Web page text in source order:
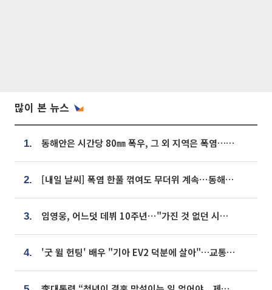
많이 본 뉴스
1. 동해안은 시간당 80㎜ 폭우, 그 외 지역은 폭염…‘극과 극 날씨’
2. [내일 날씨] 폭염 한풀 꺾여도 무더위 계속⋯동해안 이틀 연속 비
3. 임영웅, 어느덧 데뷔 10주년⋯"가진 것 없던 시절, 내 앞엔 20명의 팬뿐"
4. '굿 윌 헌팅' 배우 "기아 EV2 덕분에 살아"…교통사고 후 안전성 극찬